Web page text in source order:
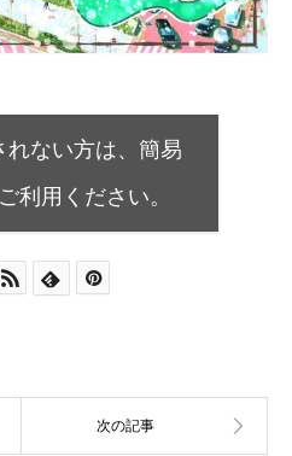
れない方は、簡易
利用ください。